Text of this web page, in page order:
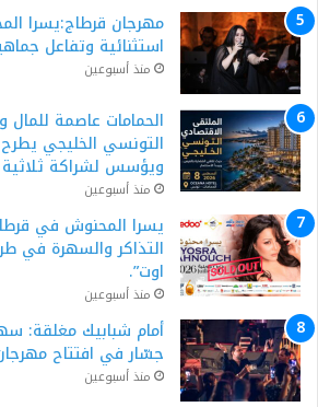
مهرجان قرطاج:يسرا
استثنائية وتفاعل
منذ أسبوعين
الحمامات عاصمة للمال
التونسي الخليجي
ويؤسس لشراكة ثلاثية
منذ أسبوعين
يسرا المحنوش في
التذاكر والسهرة في
اوت”.
منذ أسبوعين
أمام شبابيك مغلقة:
جسّار في افتتاح
منذ أسبوعين